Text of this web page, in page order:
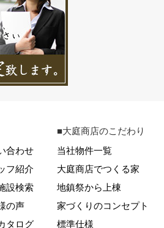
合わせ
フ紹介
設検索
の声
タログ
■大庭商店のこだわり
当社物件一覧
大庭商店でつくる家
地鎮祭から上棟
家づくりのコンセプト
標準仕様